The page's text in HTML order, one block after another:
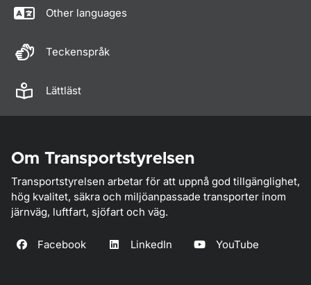
Other languages
Teckenspråk
Lättläst
Om Transportstyrelsen
Transportstyrelsen arbetar för att uppnå god tillgänglighet,
hög kvalitet, säkra och miljöanpassade transporter inom
järnväg, luftfart, sjöfart och väg.
Facebook LinkedIn YouTube